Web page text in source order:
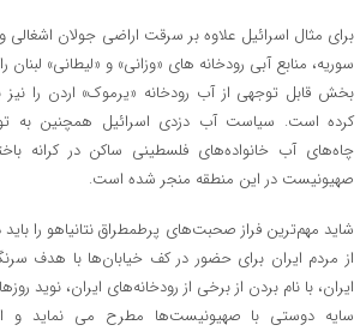
برای مثال اسرائیل علاوه بر سرقت اراضی جولان اشغالی
سوریه، منابع آبی رودخانه های «وزانی» و «لیطانی» لبنان
بخش قابل توجهی از آب رودخانه «یرموک» اردن را
کرده است. سیاست آب دزدی اسرائیل همچنین به
چاه‌های آب خانواده‌های فلسطینی ساکن در کرانه
صهیونیست در این منطقه منجر شده است.
شاید مهم‌ترین فراز صحبت‌های پرطمطراق نتانیاهو را
از مردم ایران برای حضور در کف خیابان‌ها با هدف
ایران، با نام بردن از برخی از رودخانه‌های ایران، نوید
سایه دوستی با صهیونیست‌ها مطرح می نماید و از